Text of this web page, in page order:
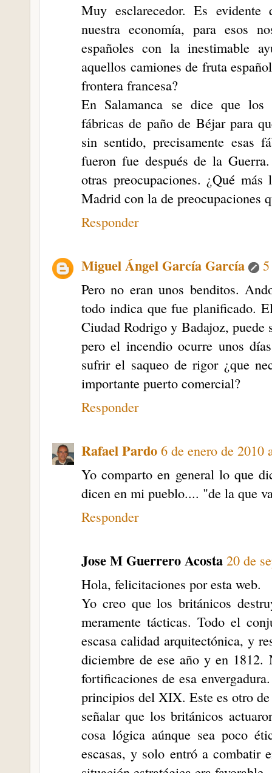
Muy esclarecedor. Es
nuestra economía, para esos
españoles con la inestimable
aquellos camiones de fruta
frontera francesa?
En Salamanca se dice que los
fábricas de paño de Béjar para
sin sentido, precisamente esas
fueron fue después de la
otras preocupaciones. ¿Qué
Madrid con la de preocupaciones
Responder
Miguel Ángel García García
Pero no eran unos benditos.
todo indica que fue planificado.
Ciudad Rodrigo y Badajoz, puede
pero el incendio ocurre unos
sufrir el saqueo de rigor ¿que
importante puerto comercial?
Responder
Rafael Pardo 6 de enero de 2010
Yo comparto en general lo que
dicen en mi pueblo.... "de la que
Responder
Jose M Guerrero Acosta 20 de
Hola, felicitaciones por esta web.
Yo creo que los británicos
meramente tácticas. Todo el
escasa calidad arquitectónica, y
diciembre de ese año y en
fortificaciones de esa
principios del XIX. Este es otro
señalar que los británicos
cosa lógica aúnque sea poco
escasas, y solo entró a combatir